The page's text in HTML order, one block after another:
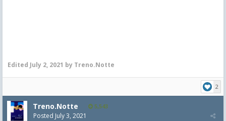
Edited July 2, 2021 by Treno.Notte
2
Treno.Notte 5,543
Posted July 3, 2021